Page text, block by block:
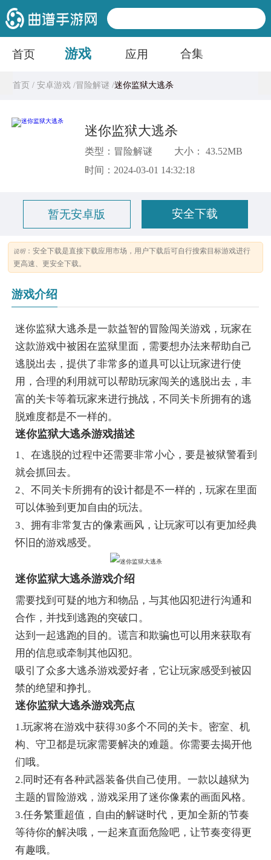
首页 游戏 应用 合集
首页 /安卓游戏 /冒险解谜 /迷你监狱大逃杀
迷你监狱大逃杀
类型：冒险解谜
大小： 43.52MB
时间：2024-03-01 14:32:18
暂无安卓版 安全下载
说明：安全下载是直接下载应用市场，用户下载后可自行搜索目标游戏进行
更高速、更安全下载。
游戏介绍
迷你监狱大逃杀是一款益智的冒险闯关游戏，玩家在
这款游戏中被困在监狱里面，需要想办法来帮助自己
逃脱出去，提供了非常多的道具可以让玩家进行使
用，合理的利用就可以帮助玩家闯关的逃脱出去，丰
富的关卡等着玩家来进行挑战，不同关卡所拥有的逃
脱难度都是不一样的。
迷你监狱大逃杀游戏描述
1、在逃脱的过程中还需要非常小心，要是被狱警看到
就会抓回去。
2、不同关卡所拥有的设计都是不一样的，玩家在里面
可以体验到更加自由的玩法。
3、拥有非常复古的像素画风，让玩家可以有更加经典
怀旧的游戏感受。
迷你监狱大逃杀游戏介绍
需要找到可疑的地方和物品，与其他囚犯进行沟通和
合作，并找到逃跑的突破口。
达到一起逃跑的目的。谎言和欺骗也可以用来获取有
用的信息或牵制其他囚犯。
吸引了众多大逃杀游戏爱好者，它让玩家感受到被囚
禁的绝望和挣扎。
迷你监狱大逃杀游戏亮点
1.玩家将在游戏中获得30多个不同的关卡。密室、机
构、守卫都是玩家需要解决的难题。你需要去揭开他
们哦。
2.同时还有各种武器装备供自己使用。一款以越狱为
主题的冒险游戏，游戏采用了迷你像素的画面风格。
3.任务繁重超值，自由的解谜时代，更加全新的节奏
等待你的解决哦，一起来直面危险吧，让节奏变得更
有趣哦。